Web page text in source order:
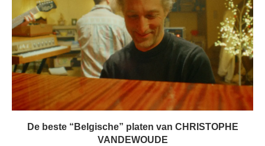
De beste “Belgische” platen van CHRISTOPHE
VANDEWOUDE